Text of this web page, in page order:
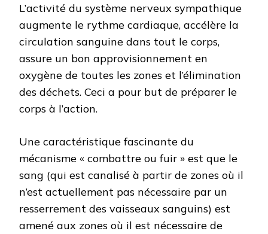
L’activité du système nerveux sympathique
augmente le rythme cardiaque, accélère la
circulation sanguine dans tout le corps,
assure un bon approvisionnement en
oxygène de toutes les zones et l’élimination
des déchets. Ceci a pour but de préparer le
corps à l’action.
Une caractéristique fascinante du
mécanisme « combattre ou fuir » est que le
sang (qui est canalisé à partir de zones où il
n’est actuellement pas nécessaire par un
resserrement des vaisseaux sanguins) est
amené aux zones où il est nécessaire de